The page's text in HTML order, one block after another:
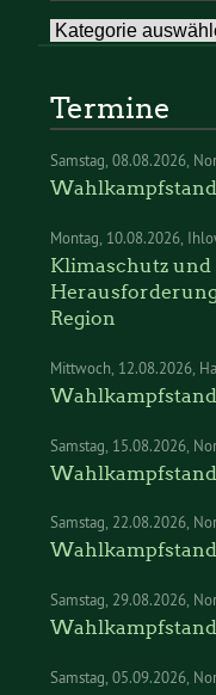
Themen
Termine
Samstag 08.08.2026
Montag 10.08.2026
Klimaschutz und
Region
Mittwoch 12.08.2026
Wahlkampfstand
Samstag 15.08.2026
Samstag 22.08.2026
Samstag 29.08.2026
Samstag 05.09.2026